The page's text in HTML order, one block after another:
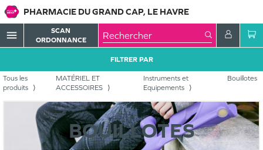
PHARMACIE DU GRAND CAP, LE HAVRE
menu
SCAN
ORDONNANCE
Tous les
produits
MATÉRIEL ET
ACCESSOIRES
Instruments et
Equipements
Bouillotes
FILTRER PAR
BOUILLOTES